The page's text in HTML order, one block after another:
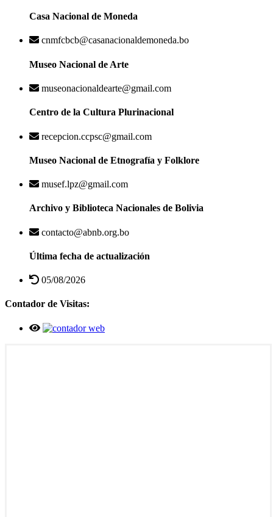
Casa Nacional de Moneda
cnmfcbcb@casanacionaldemoneda.bo
Museo Nacional de Arte
museonacionaldearte@gmail.com
Centro de la Cultura Plurinacional
recepcion.ccpsc@gmail.com
Museo Nacional de Etnografía y Folklore
musef.lpz@gmail.com
Archivo y Biblioteca Nacionales de Bolivia
contacto@abnb.org.bo
Última fecha de actualización
05/08/2026
Contador de Visitas: